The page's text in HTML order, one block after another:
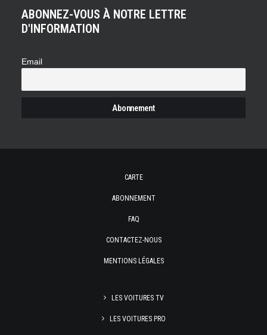
ABONNEZ-VOUS À NOTRE LETTRE
D'INFORMATION
Email
CARTE
ABONNEMENT
FAQ
CONTACTEZ-NOUS
MENTIONS LÉGALES
LES VOITURES TV
LES VOITURES PRO